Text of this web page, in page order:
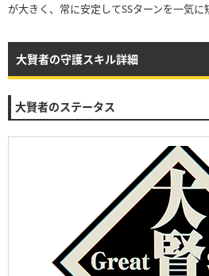
が大きく、常に安定してSSターンを一気に
大賢者の守護スキル詳細
大賢者のステータス